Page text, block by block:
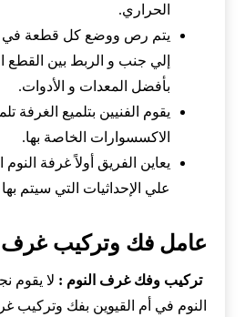
الحراري.
يتم رص ووضع كل قطعة في
إلي جنب و الربط بين القطع
بأفضل المعدات و الأدوات.
يقوم الفنيين بتلميع الغرفة
الاكسسوارات الخاصة بها.
يعاين الفريق أولاً غرفة النوم
علي الإحداثيات التي سيتم
عامل فك وتركيب
تركيب وفك غرف النوم : لا يقوم
النوم في أم القيوين بفك